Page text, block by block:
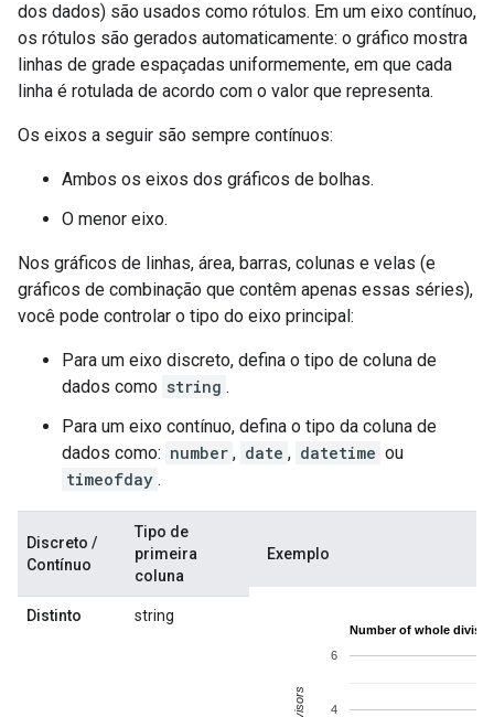
dos dados) são usados como rótulos. Em um eixo contínuo,
os rótulos são gerados automaticamente: o gráfico mostra
linhas de grade espaçadas uniformemente, em que cada
linha é rotulada de acordo com o valor que representa.
Os eixos a seguir são sempre contínuos:
Ambos os eixos dos gráficos de bolhas.
O menor eixo.
Nos gráficos de linhas, área, barras, colunas e velas (e
gráficos de combinação que contêm apenas essas séries),
você pode controlar o tipo do eixo principal:
Para um eixo discreto, defina o tipo de coluna de
dados como string .
Para um eixo contínuo, defina o tipo da coluna de
dados como: number , date , datetime ou
timeofday .
Discreto /
Contínuo
Tipo de
primeira
coluna
Exemplo
Distinto string